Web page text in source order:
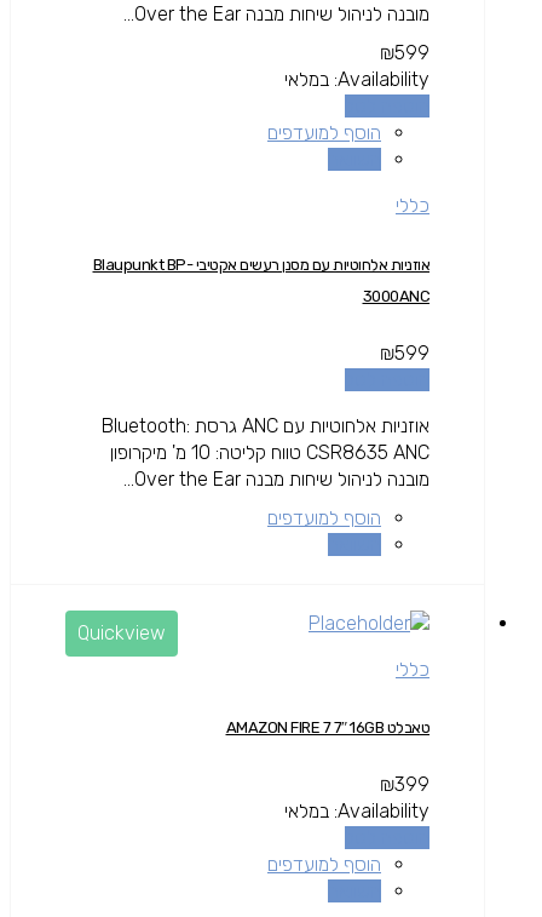
מובנה לניהול שיחות מבנה Over the Ear...
₪599
Availability: במלאי
הוסף למועדפים
כללי
אוזניות אלחוטיות עם מסנן רעשים אקטיבי Blaupunkt BP-
3000ANC
₪599
אוזניות אלחוטיות עם ANC גרסת Bluetooth:
CSR8635 ANC טווח קליטה: 10 מ' מיקרופון
מובנה לניהול שיחות מבנה Over the Ear...
הוסף למועדפים
Quickview
כללי
טאבלט AMAZON FIRE 7 7″ 16GB
₪399
Availability: במלאי
הוסף למועדפים